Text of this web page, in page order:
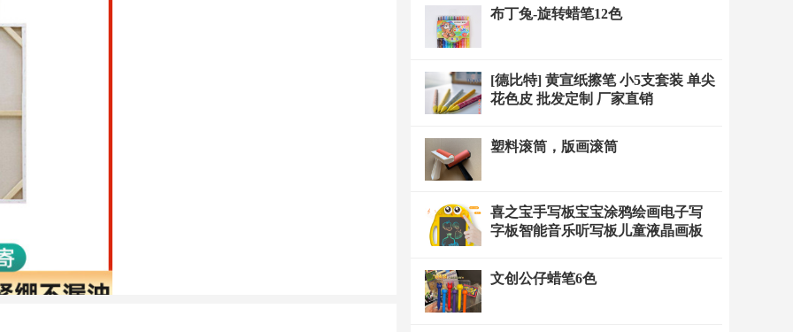
布丁兔-旋转蜡笔12色
[德比特] 黄宣纸擦笔 小5支套装 单尖
花色皮 批发定制 厂家直销
塑料滚筒，版画滚筒
喜之宝手写板宝宝涂鸦绘画电子写
字板智能音乐听写板儿童液晶画板
文创公仔蜡笔6色